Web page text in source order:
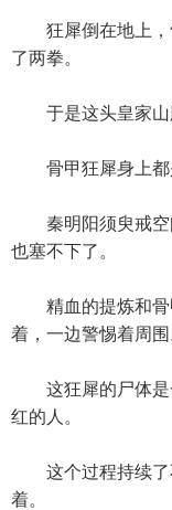
狂犀倒在地上，
了两拳。
于是这头皇家山
骨甲狂犀身上都
秦明阳须臾戒空
也塞不下了。
精血的提炼和骨
着，一边警惕着周围
这狂犀的尸体是
红的人。
这个过程持续了
着。